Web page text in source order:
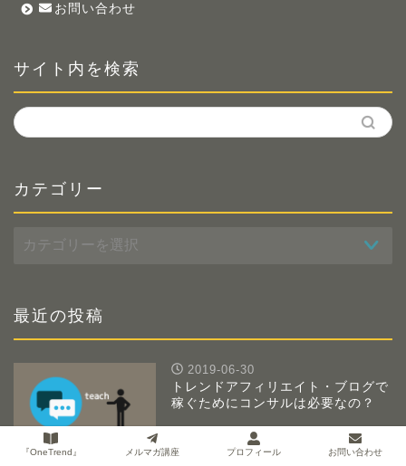
お問い合わせ
サイト内を検索
カテゴリー
テ
ー
最近の投稿
2019-06-30
トレンドアフィリエイト・ブログで
稼ぐためにコンサルは必要なの？
『OneTrend』 メルマガ講座 プロフィール お問い合わせ